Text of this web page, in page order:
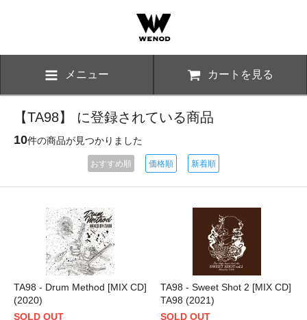
メニュー カートを見る
【TA98】 に登録されている商品
10件の商品が見つかりました
おすすめ順 価格順 新着順
TA98 - Drum Method [MIX CD]
(2020)
SOLD OUT
TA98 - Sweet Shot 2 [MIX CD]
TA98 (2021)
SOLD OUT